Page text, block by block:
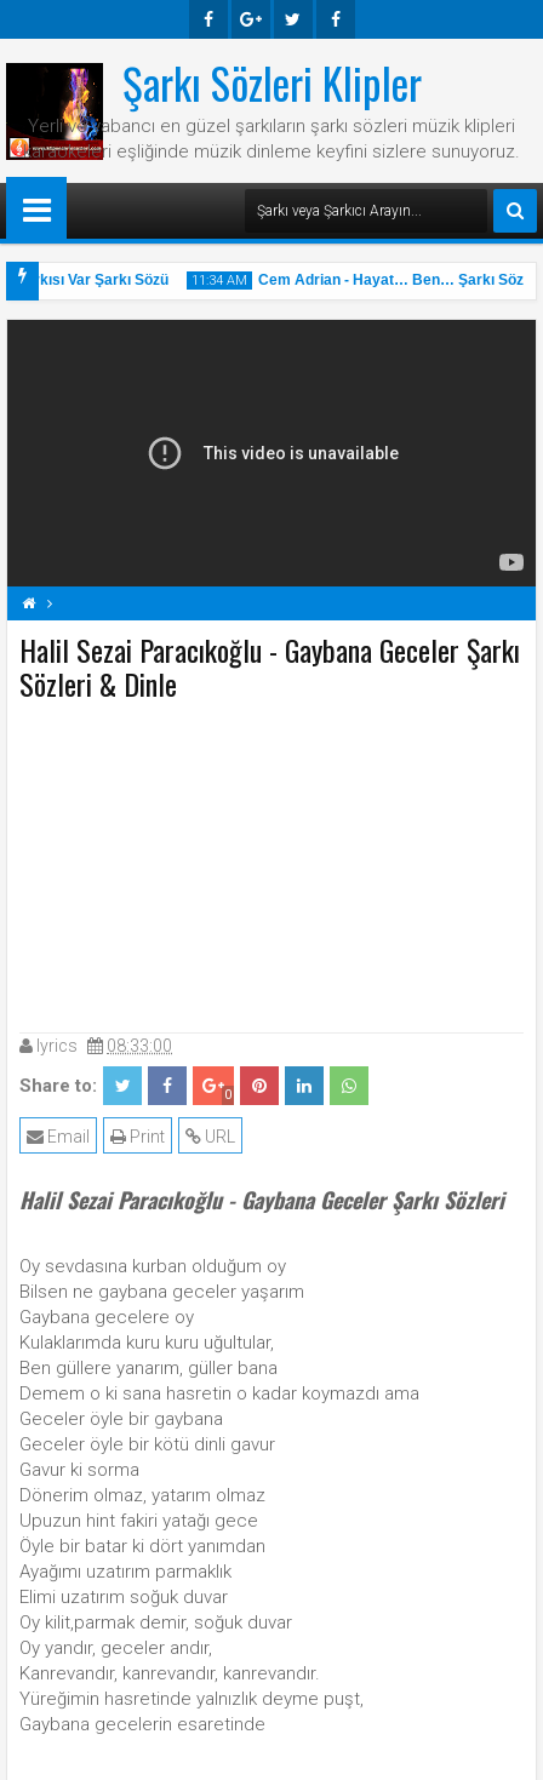
Ook E-
Plus
R Ook
Şarkı Sözleri Klipler
Yerli ve yabancı en güzel şarkıların şarkı sözleri müzik klipleri
karaokeleri eşliğinde müzik dinleme keyfini sizlere sunuyoruz.
Var Şarkı Sözü 11:34 AM
31 May
2025
Cem Adrian - Hayat… Ben… Şarkı Sözü
Gaybana Geceler Şarkı Sözleri
Halil Sezai Paracıkoğlu Şarkı Sözleri
Şarkı Sözleri
Halil Sezai Paracıkoğlu - Gaybana Geceler Şarkı
Sözleri & Dinle
lyrics 08:33:00
Share to: 0
URL
Print
Email
Halil Sezai Paracıkoğlu - Gaybana Geceler Şarkı Sözleri
Oy sevdasına kurban olduğum oy
Bilsen ne gaybana geceler yaşarım
Gaybana gecelere oy
Kulaklarımda kuru kuru uğultular,
Ben güllere yanarım, güller bana
Demem o ki sana hasretin o kadar koymazdı ama
Geceler öyle bir gaybana
Geceler öyle bir kötü dinli gavur
Gavur ki sorma
Dönerim olmaz, yatarım olmaz
Upuzun hint fakiri yatağı gece
Öyle bir batar ki dört yanımdan
Ayağımı uzatırım parmaklık
Elimi uzatırım soğuk duvar
Oy kilit,parmak demir, soğuk duvar
Oy yandır, geceler andır,
Kanrevandır, kanrevandır, kanrevandır.
Yüreğimin hasretinde yalnızlık deyme puşt,
Gaybana gecelerin esaretinde